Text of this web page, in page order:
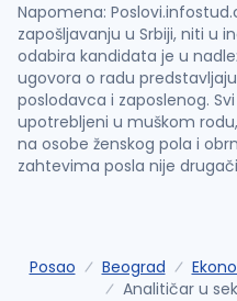
Napomena:
zapošljavanju u Srbiji, niti u
odabira kandidata je u
ugovora o radu
poslodavca i zaposlenog.
upotrebljeni u muškom
na osobe ženskog pola i
zahtevima posla nije
Posao Beograd
Analitičar u